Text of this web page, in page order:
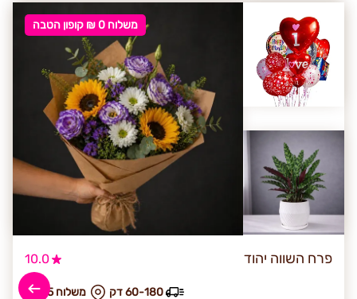
משלוח 0 ₪ קופון הטבה
פרח השווה יהוד 10.0
₪ משלוח 25 60-180 דק